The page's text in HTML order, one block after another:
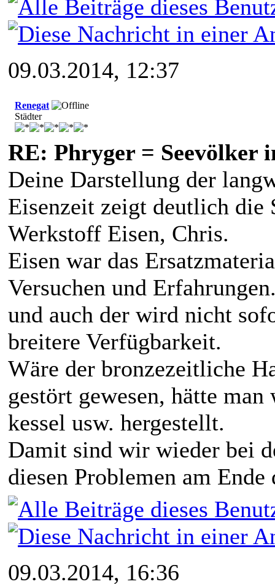
09.03.2014, 12:37
Renegat
Städter
RE: Phryger = Seevölker
Deine Darstellung der
Eisenzeit zeigt deutlich
Werkstoff Eisen, Chris.
Eisen war das
Versuchen und
und auch der wird nicht
breitere Verfügbarkeit.
Wäre der bronzezeitliche
gestört gewesen, hätte
kessel usw. hergestellt.
Damit sind wir wieder bei
diesen Problemen am
09.03.2014, 16:36